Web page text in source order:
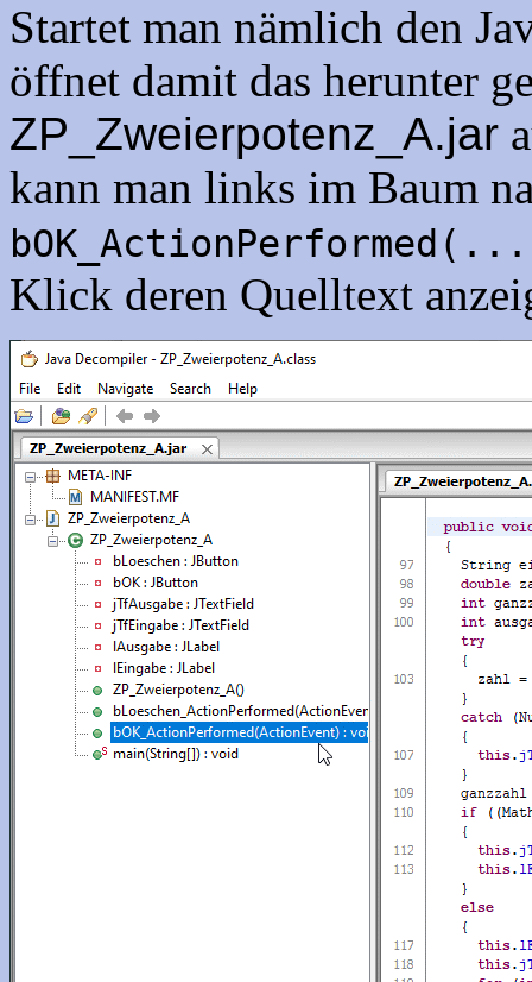
Startet man nämlich den
öffnet damit das herunter
ZP_Zweierpotenz_A.jar
kann man links im Baum
Klick deren Quelltext